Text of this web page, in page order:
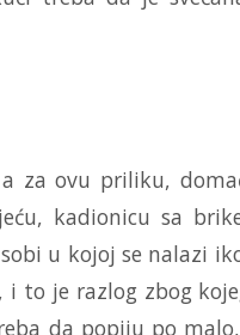
za ovu priliku,
kadionicu sa
u kojoj se nalazi
to je razlog zbog
da popiju po